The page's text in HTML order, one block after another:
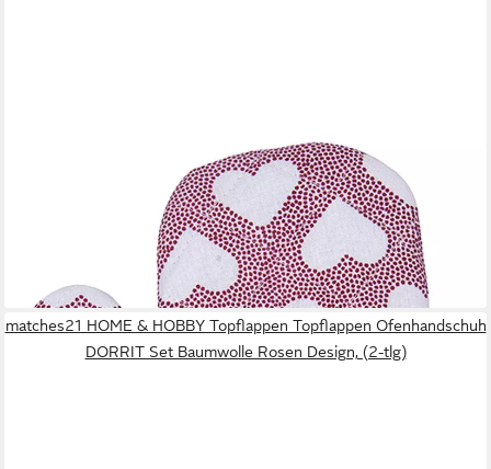
Topfhandschuhe Heart Terrazzo, (1-tlg., 1-teilig), Ofenhandschuh
wattiert Größe: ca.18x30cm
lieferbar - in 3-4 Werktagen bei dir
matches21 HOME & HOBBY Topflappen Topflappen Ofenhandschuh
DORRIT Set Baumwolle Rosen Design, (2-tlg)